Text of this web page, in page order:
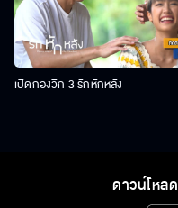
เปิดกองวิก 3 รักหักหลัง
ดาวน์โหลด